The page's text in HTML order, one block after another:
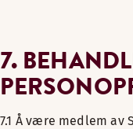
7.
7.1 Å være medlem av